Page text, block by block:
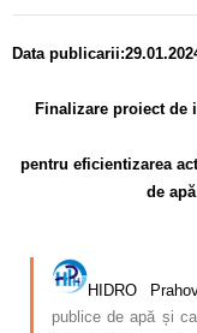
Data
Finalizare proiect de
pentru eficientizarea
de
HIDRO
publice de apă și